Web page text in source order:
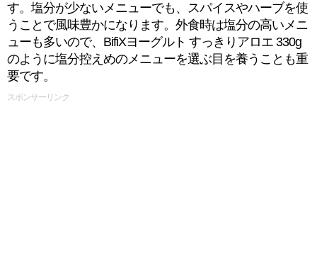
す。塩分が少ないメニューでも、スパイスやハーブを使
うことで風味豊かになります。外食時は塩分の高いメニ
ューも多いので、BifiXヨーグルト すっきりアロエ 330g
のように塩分控えめのメニューを選ぶ目を養うことも重
要です。
スポンサーリンク